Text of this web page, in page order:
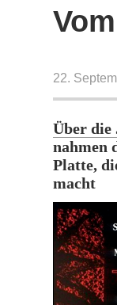
22.
Über die
nahmen
Platte,
macht